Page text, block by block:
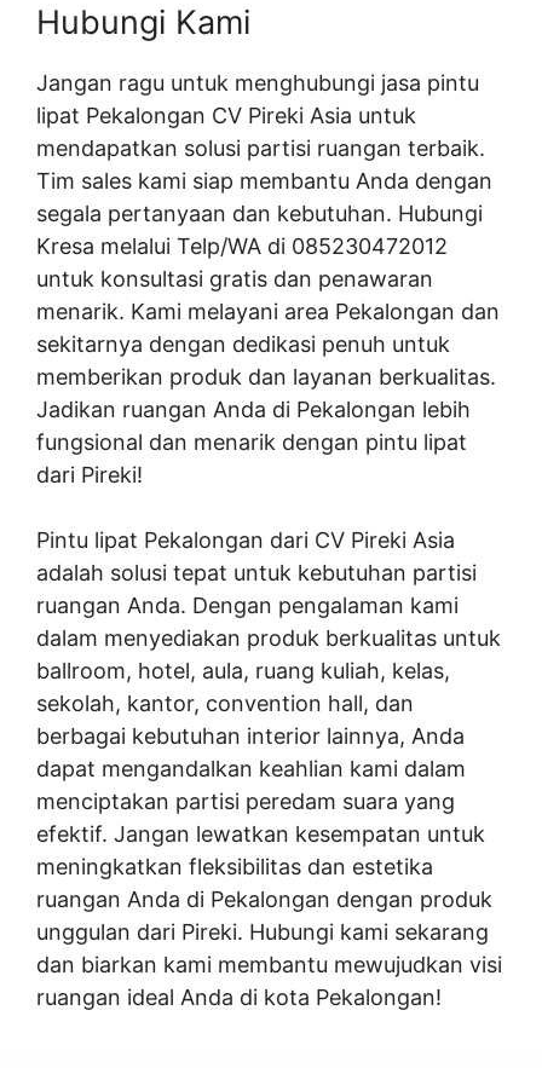
Hubungi Kami
Jangan ragu untuk menghubungi jasa pintu
lipat Pekalongan CV Pireki Asia untuk
mendapatkan solusi partisi ruangan terbaik.
Tim sales kami siap membantu Anda dengan
segala pertanyaan dan kebutuhan. Hubungi
Kresa melalui Telp/WA di 085230472012
untuk konsultasi gratis dan penawaran
menarik. Kami melayani area Pekalongan dan
sekitarnya dengan dedikasi penuh untuk
memberikan produk dan layanan berkualitas.
Jadikan ruangan Anda di Pekalongan lebih
fungsional dan menarik dengan pintu lipat
dari Pireki!
Pintu lipat Pekalongan dari CV Pireki Asia
adalah solusi tepat untuk kebutuhan partisi
ruangan Anda. Dengan pengalaman kami
dalam menyediakan produk berkualitas untuk
ballroom, hotel, aula, ruang kuliah, kelas,
sekolah, kantor, convention hall, dan
berbagai kebutuhan interior lainnya, Anda
dapat mengandalkan keahlian kami dalam
menciptakan partisi peredam suara yang
efektif. Jangan lewatkan kesempatan untuk
meningkatkan fleksibilitas dan estetika
ruangan Anda di Pekalongan dengan produk
unggulan dari Pireki. Hubungi kami sekarang
dan biarkan kami membantu mewujudkan visi
ruangan ideal Anda di kota Pekalongan!